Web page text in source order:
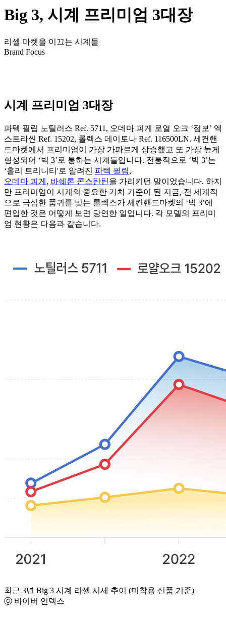
Big 3, 시계 프리미엄 3대장
리셀 마켓을 이끄는 시계들
Brand Focus
시계 프리미엄 3대장
파텍 필립 노틸러스 Ref. 5711, 오데마 피게 로열 오크 ‘점보’ 엑
스트라씬 Ref. 15202, 롤렉스 데이토나 Ref. 116500LN. 세컨핸
드마켓에서 프리미엄이 가장 가파르게 상승했고 또 가장 높게
형성되어 ‘빅 3’로 통하는 시계들입니다. 전통적으로 ‘빅 3’는
‘홀리 트리니티'로 알려진 파텍 필립,
오데마 피게 , 바쉐론 콘스탄틴을 가리키던 말이었습니다. 하지
만 프리미엄이 시계의 중요한 가치 기준이 된 지금, 전 세계적
으로 극심한 품귀를 빚는 롤렉스가 세컨핸드마켓의 ‘빅 3’에
편입한 것은 어떻게 보면 당연한 일입니다. 각 모델의 프리미
엄 현황은 다음과 같습니다.
최근 3년 Big 3 시계 리셀 시세 추이 (미착용 신품 기준)
ⓒ 바이버 인덱스